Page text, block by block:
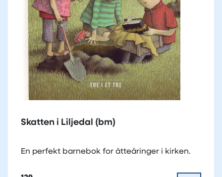
Skatten i Liljedal (bm)
En perfekt barnebok for åtteåringer i kirken.